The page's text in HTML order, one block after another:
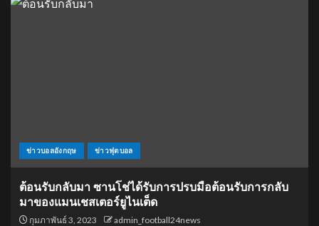
ข่าวบอลอังกฤษ ข่าวฟุตบอล
ต้อนรับกลับมา ซานโช่ได้รับการปรบมือต้อนรับการกลับ
มาของแมนเชสเตอร์ยูไนเต็ด
กุมภาพันธ์ 3, 2023 admin_football24news